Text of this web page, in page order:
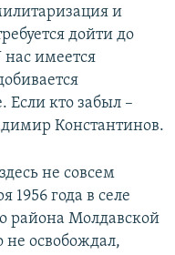
и
дойти до
имеется
Если кто забыл –
Константинов.
не совсем
1956 года в селе
района Молдавской
освобождал,